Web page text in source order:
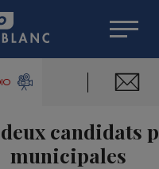
CHRONIQUES DE L'EXPERT
CITIZEN MACHINERY
MASSIF DOMAINES
BIGARD
DU MONT-BLANC
candidats
municipales